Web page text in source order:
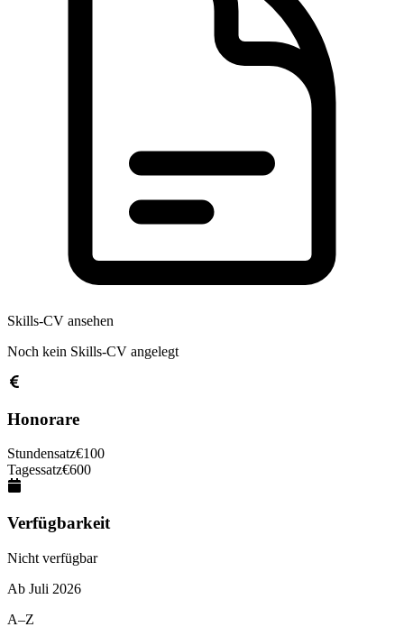
Skills-CV ansehen
Noch kein Skills-CV angelegt
Honorare
Stundensatz€100
Tagessatz€600
Verfügbarkeit
Nicht verfügbar
Ab Juli 2026
A–Z